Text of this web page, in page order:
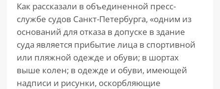
Как рассказали в объединенной пресс-
службе судов Санкт-Петербурга, «одним из
оснований для отказа в допуске в здание
суда является прибытие лица в спортивной
или пляжной одежде и обуви; в шортах
выше колен; в одежде и обуви, имеющей
надписи и рисунки, оскорбляющие